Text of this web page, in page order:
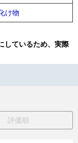
け物
しているため、実際
評価順